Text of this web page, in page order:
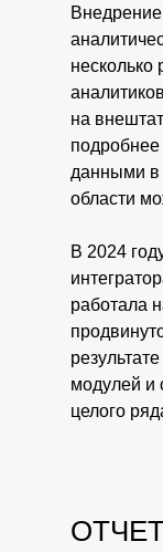
несколько
на
подробнее
данными в
области
В 2024
работала
модулей и
целого